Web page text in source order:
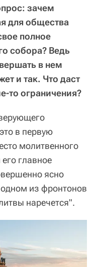
зачем
для общества
полное
собора? Ведь
в нем
и так. Что даст
то ограничения?
в первую
молитвенного
главное
ясно
одном из фронтонов
наречется".